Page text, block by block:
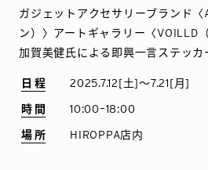
ガジェットアクセサリーブランド〈
ン）〉アートギャラリー〈VOILLD
加賀美健氏による即興一言ステッカ
日程
2025.7.12[土]〜7.21[月]
時間 10:00ｰ18:00
場所 HIROPPA店内